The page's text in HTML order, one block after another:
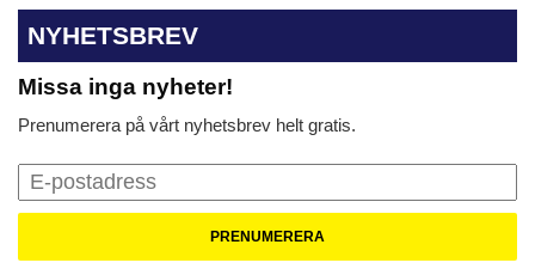
NYHETSBREV
Missa inga nyheter!
Prenumerera på vårt nyhetsbrev helt gratis.